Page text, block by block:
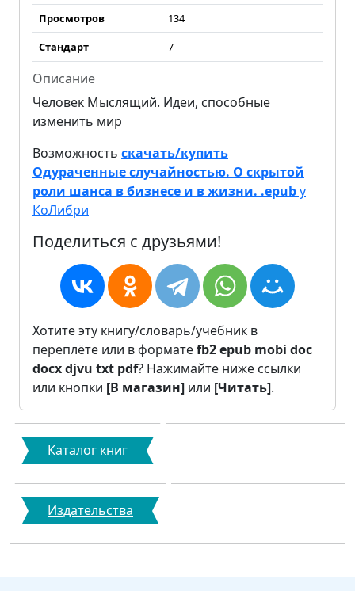
Просмотров
134
Стандарт
7
Описание
Человек Мыслящий. Идеи, способные
изменить мир
Возможность скачать/купить
Одураченные случайностью. О скрытой
роли шанса в бизнесе и в жизни. .epubу
КоЛибри
Поделиться с друзьями!
Хотите эту книгу/словарь/учебник в
переплёте или в форматеfb2epub mobi doc
docxdjvu txt pdf? Нажимайте ниже ссылки
или кнопки [В магазин] или [Читать].
Каталог книг
Издательства